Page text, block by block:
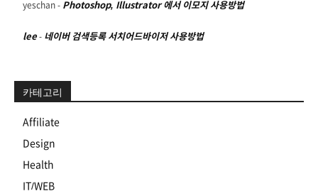
yeschan - Photoshop, Illustrator 에서 이모지 사용방법
lee - 네이버 검색등록 서치어드바이저 사용방법
카테고리
Affiliate
Design
Health
IT/WEB